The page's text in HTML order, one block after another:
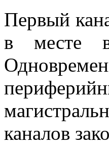
Первый
в месте
каналов